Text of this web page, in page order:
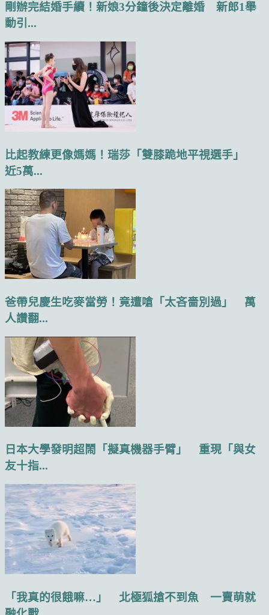
剛辦完結婚手續！新娘3分鐘後決定離婚 新郎1舉
動引...
比起教練更像媽媽！瑞莎「雙膝跪地平視選手」
近5萬...
爸帶兒慶生吃麥當勞！竟遭嗆「太吝嗇別過」 萬
人讚翻...
日本大學發明超鬧「擬真機器手臂」 重現「與女
友十指...
「我真的很餓嘛…」 北極狐搶不到魚 一賣萌就